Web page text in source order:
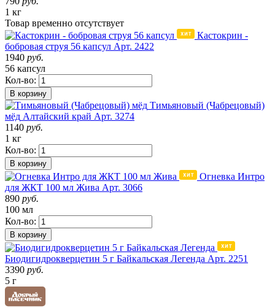
1 кг
Товар временно отсутствует
Кастокрин -
бобровая струя 56 капсул Арт. 2422
1940 руб.
56 капсул
Кол-во:
В корзину
Тимьяновый (Чабрецовый)
мёд Алтайский край Арт. 3274
1140 руб.
1 кг
Кол-во:
В корзину
Огневка Интро
для ЖКТ 100 мл Жива Арт. 3066
890 руб.
100 мл
Кол-во:
В корзину
Биодигидрокверцетин 5 г Байкальская Легенда Арт. 2251
3390 руб.
5 г